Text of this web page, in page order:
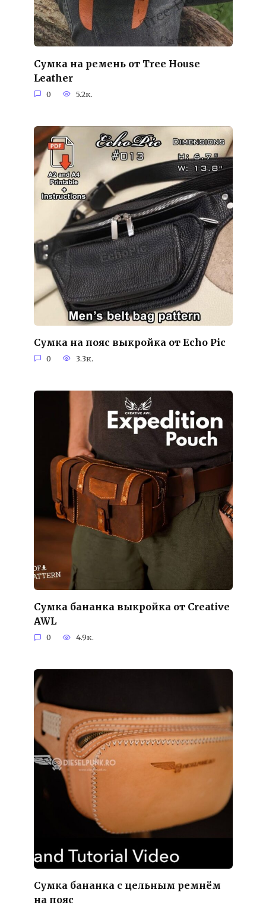
Сумка на ремень от Tree House
Leather
0 5.2к.
Сумка на пояс выкройка от Echo Pic
0 3.3к.
Cумка бананка выкройка от Creative
AWL
0 4.9к.
Сумка бананка с цельным ремнём
на пояс